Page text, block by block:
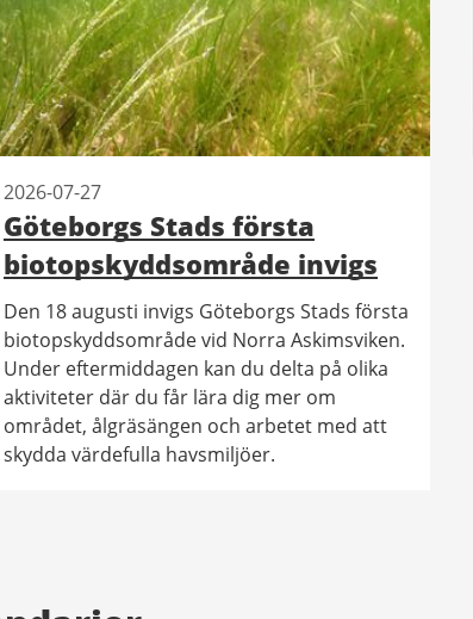
Göteborgs Stads första
biotopskyddsområde invigs
2026-07-27
Den 18 augusti invigs Göteborgs Stads första
biotopskyddsområde vid Norra Askimsviken.
Under eftermiddagen kan du delta på olika
aktiviteter där du får lära dig mer om
området, ålgräsängen och arbetet med att
skydda värdefulla havsmiljöer.